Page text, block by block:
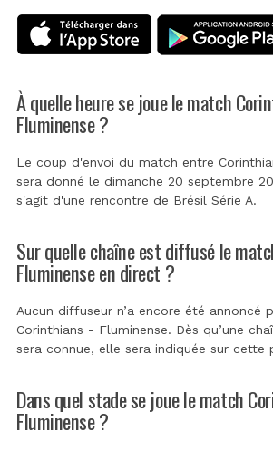
À quelle heure se joue le match
Fluminense ?
Le coup d'envoi du match entre
sera donné le dimanche 20 septembre
s'agit d'une rencontre de Brésil Série A.
Sur quelle chaîne est diffusé le
Fluminense en direct ?
Aucun diffuseur n’a encore été annoncé
Corinthians - Fluminense. Dès qu’une
sera connue, elle sera indiquée sur cette
Dans quel stade se joue le match
Fluminense ?